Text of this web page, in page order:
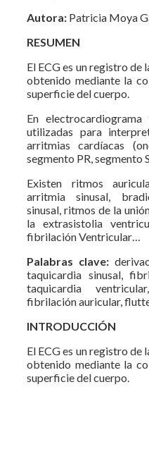
Autora: Patricia Moya
RESUMEN
El ECG es un registro
obtenido mediante la
superficie del cuerpo.
En electrocardiograma
utilizadas para
arritmias cardíacas
segmento PR, segmento
Existen ritmos
arritmia sinusal,
sinusal, ritmos de la
la extrasistolia
fibrilación Ventricular…
Palabras clave:
taquicardia sinusal,
taquicardia
fibrilación auricular,
INTRODUCCIÓN
El ECG es un registro
obtenido mediante la
superficie del cuerpo.